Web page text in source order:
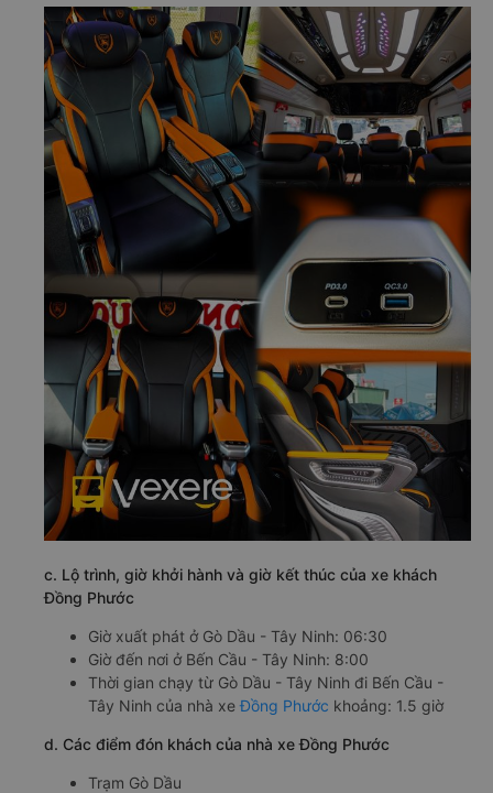
c. Lộ trình, giờ khởi hành và giờ kết thúc của xe khách
Đồng Phước
Giờ xuất phát ở Gò Dầu - Tây Ninh: 06:30
Giờ đến nơi ở Bến Cầu - Tây Ninh: 8:00
Thời gian chạy từ Gò Dầu - Tây Ninh đi Bến Cầu -
Tây Ninh của nhà xeĐồng Phước khoảng: 1.5 giờ
d. Các điểm đón khách của nhà xe Đồng Phước
Trạm Gò Dầu